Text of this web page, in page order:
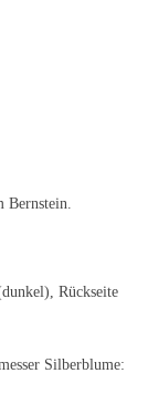
Rückseite
Silberblume: